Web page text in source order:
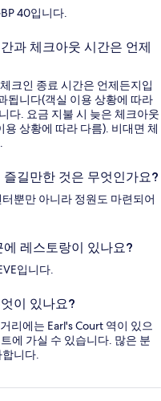
40입니다.
과 체크아웃 시간은 언제
크인 종료 시간은 언제든지입
됩니다(객실 이용 상황에 따라
다. 요금 지불 시 늦은 체크아웃
상황에 따라 다름). 비대면 체
길만한 것은 무엇인가요?
뿐만 아니라 정원도 마련되어
레스토랑이 있나요?
입니다.
이 있나요?
리에는 Earl's Court 역이 있으
에 가실 수 있습니다. 많은 분
니다.